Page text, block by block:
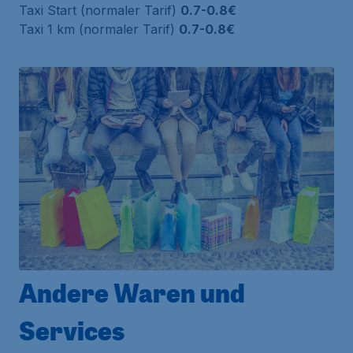
Taxi Start (normaler Tarif) 0.7-0.8€
Taxi 1 km (normaler Tarif) 0.7-0.8€
Andere Waren und
Services